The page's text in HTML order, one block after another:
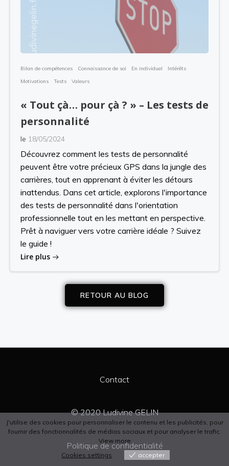
Bilan de compétences Connaissance de soi En individuel
Intérêts
Motivations
Tests Valeurs
« Tout çà… pour çà ? » – Les tests de
personnalité
le 18/05/2024
Découvrez comment les tests de personnalité
peuvent être votre précieux GPS dans la jungle des
carrières, tout en apprenant à éviter les détours
inattendus. Dans cet article, explorons l'importance
des tests de personnalité dans l'orientation
professionnelle tout en les mettant en perspective.
Prêt à naviguer vers votre carrière idéale ? Suivez
le guide !
Lire plus
RETOUR AU BLOG
Contact
© 2020 Ludivine GELIN
Politique de confidentialité
J'utilise des cookies pour personnaliser le contenu et les publicités, pour
fournir des fonctionnalités de médias sociaux et pour analyser le trafic.
View more
Cookies settings
accepter